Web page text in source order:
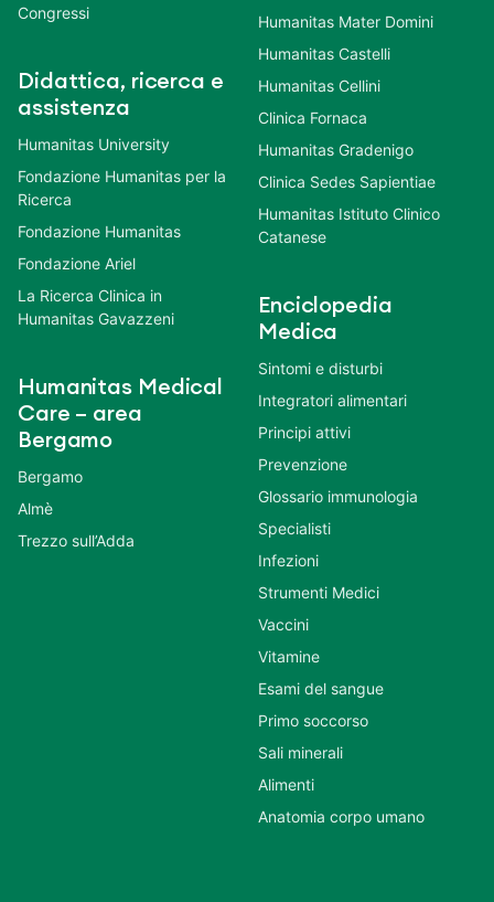
Congressi
Didattica, ricerca e
assistenza
Humanitas University
Fondazione Humanitas per la
Ricerca
Fondazione Humanitas
Fondazione Ariel
La Ricerca Clinica in
Humanitas Gavazzeni
Humanitas Medical
Care – area
Bergamo
Bergamo
Almè
Trezzo sull’Adda
Humanitas Mater Domini
Humanitas Castelli
Humanitas Cellini
Clinica Fornaca
Humanitas Gradenigo
Clinica Sedes Sapientiae
Humanitas Istituto Clinico
Catanese
Enciclopedia
Medica
Sintomi e disturbi
Integratori alimentari
Principi attivi
Prevenzione
Glossario immunologia
Specialisti
Infezioni
Strumenti Medici
Vaccini
Vitamine
Esami del sangue
Primo soccorso
Sali minerali
Alimenti
Anatomia corpo umano